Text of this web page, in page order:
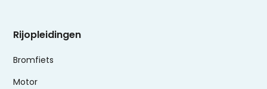
Rijopleidingen
Bromfiets
Motor